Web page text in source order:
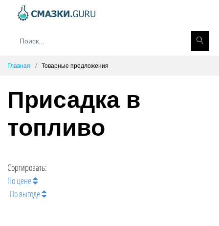
Главная Товарные предложения
Присадка в
топливо
Сортировать:
По цене
По выгоде